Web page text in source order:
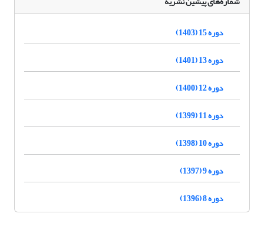
دوره 15 (1403)
دوره 13 (1401)
دوره 12 (1400)
دوره 11 (1399)
دوره 10 (1398)
دوره 9 (1397)
دوره 8 (1396)